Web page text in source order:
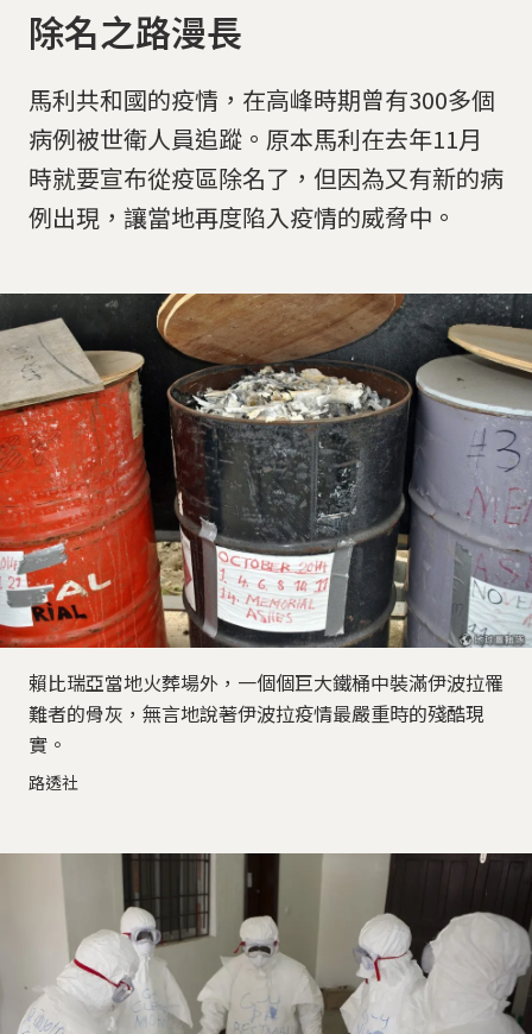
除名之路漫長
馬利共和國的疫情，在高峰時期曾有300多個
病例被世衛人員追蹤。原本馬利在去年11月
時就要宣布從疫區除名了，但因為又有新的病
例出現，讓當地再度陷入疫情的威脅中。
賴比瑞亞當地火葬場外，一個個巨大鐵桶中裝滿伊波拉罹
難者的骨灰，無言地說著伊波拉疫情最嚴重時的殘酷現
實。
路透社